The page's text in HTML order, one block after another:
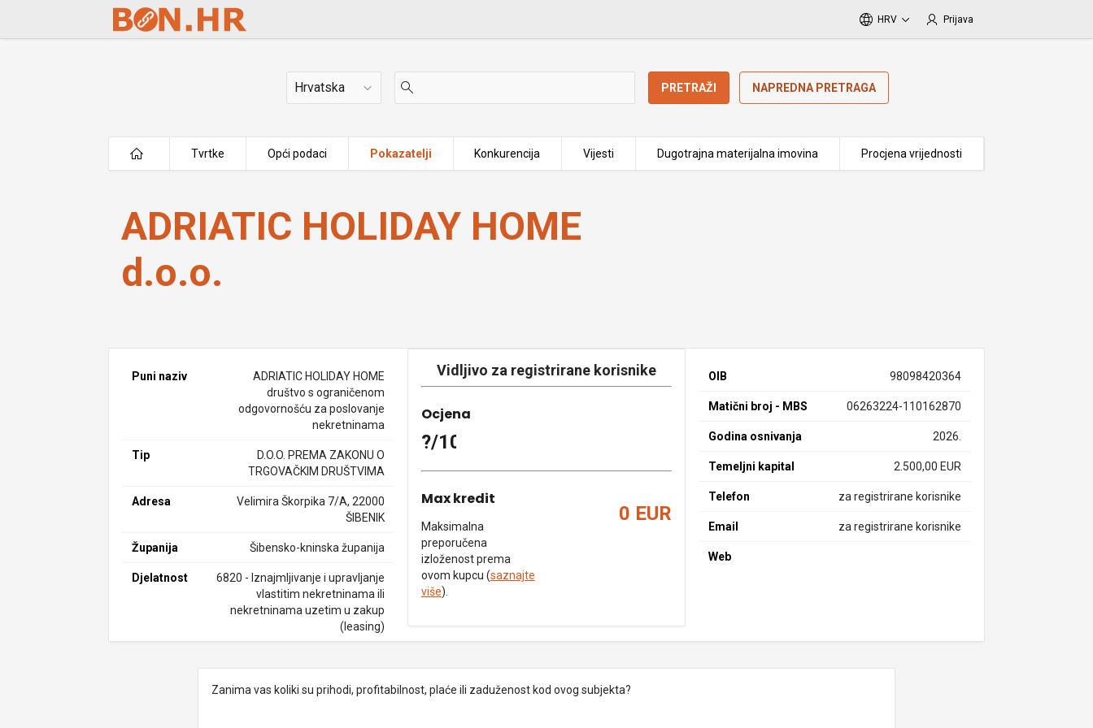
Skip to Main Content
HRV Prijava
Država PRETRAŽI NAPREDNA PRETRAGA
Tvrtke Opći podaci Pokazatelji Konkurencija Vijesti Dugotrajna materijalna imovina Procjena vrijednosti
ADRIATIC HOLIDAY HOME d.o.o.
ADRIATIC HOLIDAY HOME
d.o.o.
Puni naziv
ADRIATIC HOLIDAY HOME
društvo s ograničenom
odgovornošću za poslovanje
nekretninama
Tip
D.O.O. PREMA ZAKONU O
TRGOVAČKIM DRUŠTVIMA
Adresa
Velimira Škorpika 7/A, 22000
ŠIBENIK
Županija Šibensko-kninska županija
Djelatnost
6820 - Iznajmljivanje i upravljanje
vlastitim nekretninama ili
nekretninama uzetim u zakup
(leasing)
Vidljivo za registrirane korisnike
Ocjena
?/10
Max kredit
Maksimalna
preporučena
izloženost prema
ovom kupcu (saznajte
više).
0 EUR
OIB 98098420364
Matični broj - MBS 06263224-110162870
Godina osnivanja 2026.
Temeljni kapital 2.500,00 EUR
Telefon za registrirane korisnike
Email za registrirane korisnike
Web
Zanima vas koliki su prihodi, profitabilnost, plaće ili zaduženost kod ovog subjekta?